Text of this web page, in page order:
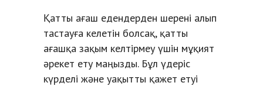
Қатты ағаш едендерден шерені алып
тастауға келетін болсақ, қатты
ағашқа зақым келтірмеу үшін мұқият
әрекет ету маңызды. Бұл үдеріс
күрделі және уақытты қажет етуі